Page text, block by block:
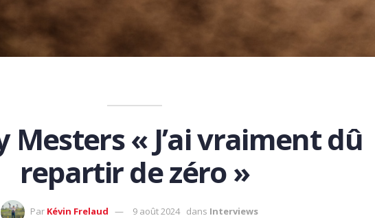
Mesters « J’ai vraiment dû
repartir de zéro »
Par Kévin Frelaud 9 août 2024 dans Interviews